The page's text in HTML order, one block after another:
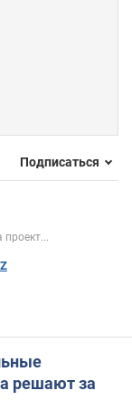
Подписаться
решают за